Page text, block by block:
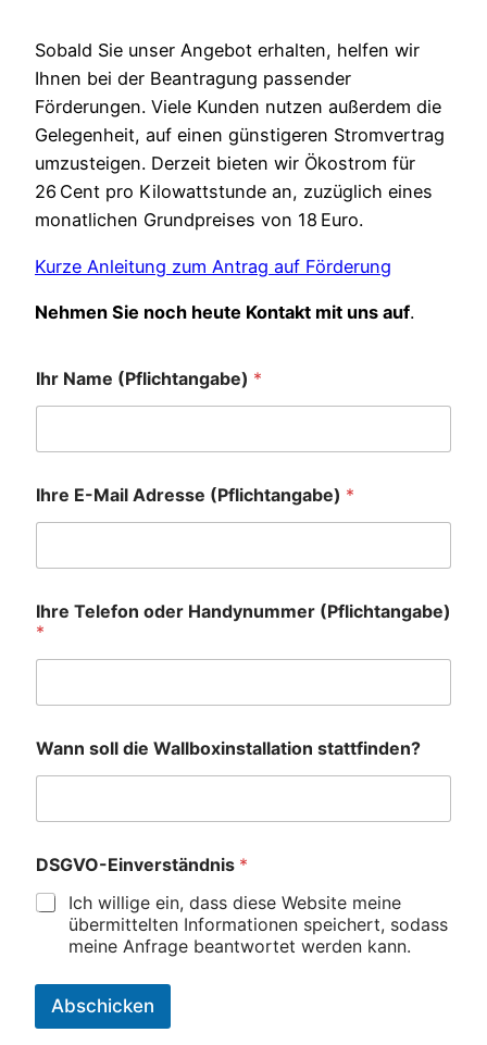
Sobald Sie unser Angebot erhalten, helfen wir
Ihnen bei der Beantragung passender
Förderungen. Viele Kunden nutzen außerdem die
Gelegenheit, auf einen günstigeren Stromvertrag
umzusteigen. Derzeit bieten wir Ökostrom für
26 Cent pro Kilowattstunde an, zuzüglich eines
monatlichen Grundpreises von 18 Euro.
Kurze Anleitung zum Antrag auf Förderung
Nehmen Sie noch heute Kontakt mit uns auf.
Ihr Name (Pflichtangabe) *
Ihre E-Mail Adresse (Pflichtangabe) *
Ihre Telefon oder Handynummer (Pflichtangabe)
*
Wann soll die Wallboxinstallation stattfinden?
DSGVO-Einverständnis *
Ich willige ein, dass diese Website meine
übermittelten Informationen speichert, sodass
meine Anfrage beantwortet werden kann.
Abschicken